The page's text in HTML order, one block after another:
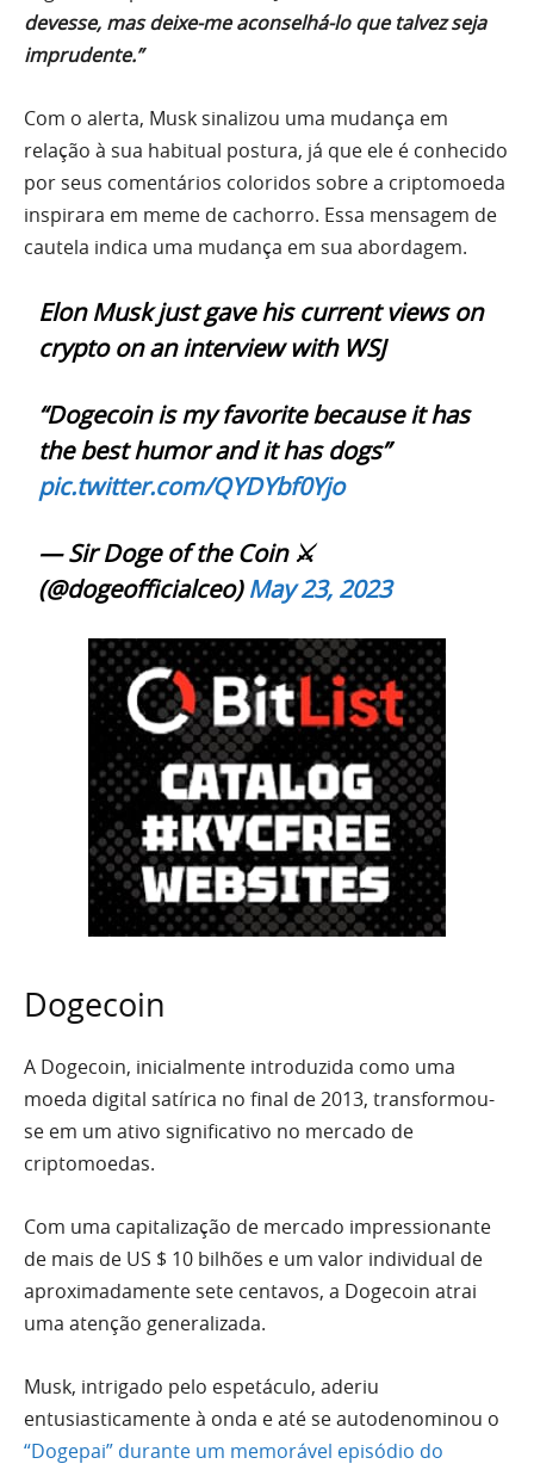
devesse, mas deixe-me aconselhá-lo que talvez seja
imprudente.”
Com o alerta, Musk sinalizou uma mudança em
relação à sua habitual postura, já que ele é conhecido
por seus comentários coloridos sobre a criptomoeda
inspirara em meme de cachorro. Essa mensagem de
cautela indica uma mudança em sua abordagem.
Elon Musk just gave his current views on
crypto on an interview with WSJ
“Dogecoin is my favorite because it has
the best humor and it has dogs”
pic.twitter.com/QYDYbf0Yjo
— Sir Doge of the Coin ⚔️
(@dogeofficialceo)May 23, 2023
Dogecoin
A Dogecoin, inicialmente introduzida como uma
moeda digital satírica no final de 2013, transformou-
se em um ativo significativo no mercado de
criptomoedas.
Com uma capitalização de mercado impressionante
de mais de US $ 10 bilhões e um valor individual de
aproximadamente sete centavos, a Dogecoin atrai
uma atenção generalizada.
Musk, intrigado pelo espetáculo, aderiu
entusiasticamente à onda e até se autodenominou o
“Dogepai” durante um memorável episódio do